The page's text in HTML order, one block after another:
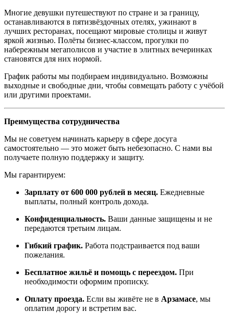
Многие девушки путешествуют по стране и за границу,
останавливаются в пятизвёздочных отелях, ужинают в
лучших ресторанах, посещают мировые столицы и живут
яркой жизнью. Полёты бизнес-классом, прогулки по
набережным мегаполисов и участие в элитных вечеринках
становятся для них нормой.
График работы мы подбираем индивидуально. Возможны
выходные и свободные дни, чтобы совмещать работу с учёбой
или другими проектами.
Преимущества сотрудничества
Мы не советуем начинать карьеру в сфере досуга
самостоятельно — это может быть небезопасно. С нами вы
получаете полную поддержку и защиту.
Мы гарантируем:
Зарплату от 600 000 рублей в месяц. Ежедневные
выплаты, полный контроль дохода.
Конфиденциальность. Ваши данные защищены и не
передаются третьим лицам.
Гибкий график. Работа подстраивается под ваши
пожелания.
Бесплатное жильё и помощь с переездом. При
необходимости оформим прописку.
Оплату проезда. Если вы живёте не в Арзамасе, мы
оплатим дорогу и встретим вас.